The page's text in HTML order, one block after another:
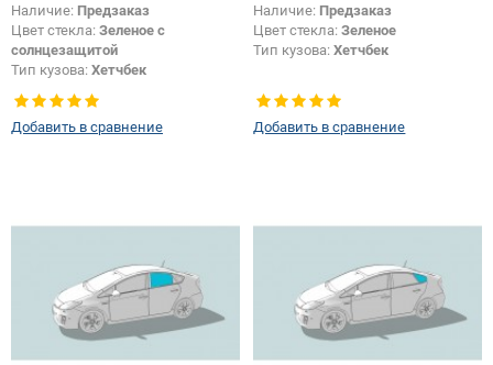
Наличие: Предзаказ
Цвет стекла: Зеленое с
солнцезащитой
Тип кузова: Хетчбек
Добавить в сравнение
Наличие: Предзаказ
Цвет стекла:Зеленое
Тип кузова:Хетчбек
Добавить в сравнение